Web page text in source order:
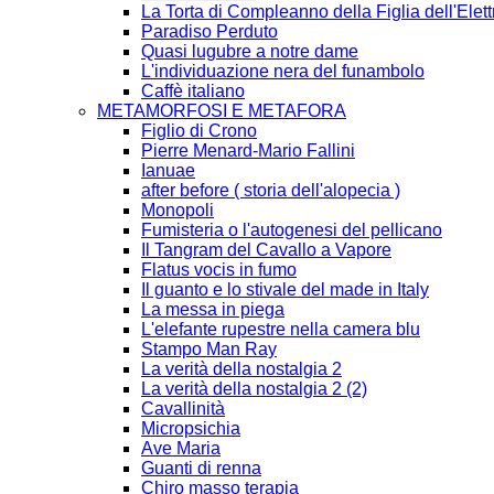
La Torta di Compleanno della Figlia
Paradiso Perduto
Quasi lugubre a notre dame
L'individuazione nera del funambolo
Caffè italiano
METAMORFOSI E METAFORA
Figlio di Crono
Pierre Menard-Mario Fallini
Ianuae
after before ( storia dell'alopecia )
Monopoli
Fumisteria o l'autogenesi del pellicano
Il Tangram del Cavallo a Vapore
Flatus vocis in fumo
Il guanto e lo stivale del made in Italy
La messa in piega
L'elefante rupestre nella camera blu
Stampo Man Ray
La verità della nostalgia 2
La verità della nostalgia 2 (2)
Cavallinità
Micropsichia
Ave Maria
Guanti di renna
Chiro masso terapia